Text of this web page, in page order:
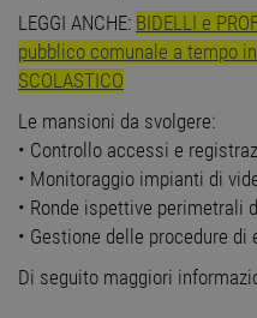
LEGGI ANCHE: BIDELLI e
pubblico comunale a tempo
SCOLASTICO
Le mansioni da svolgere:
• Controllo accessi e
• Monitoraggio impianti di
• Ronde ispettive perimetrali
• Gestione delle procedure
Di seguito maggiori